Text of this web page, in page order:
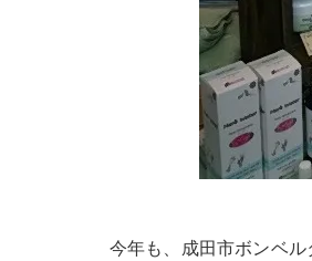
今年も、成田市ボンベ